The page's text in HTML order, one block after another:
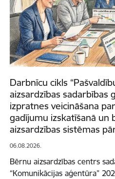
Darbnīcu cikls
aizsardzības sadarbības
izpratnes veicināšana
gadījumu izskatīšanā un
aizsardzības sistēmas
06.08.2026.
Bērnu aizsardzības centrs
“Komunikācijas aģentūra”